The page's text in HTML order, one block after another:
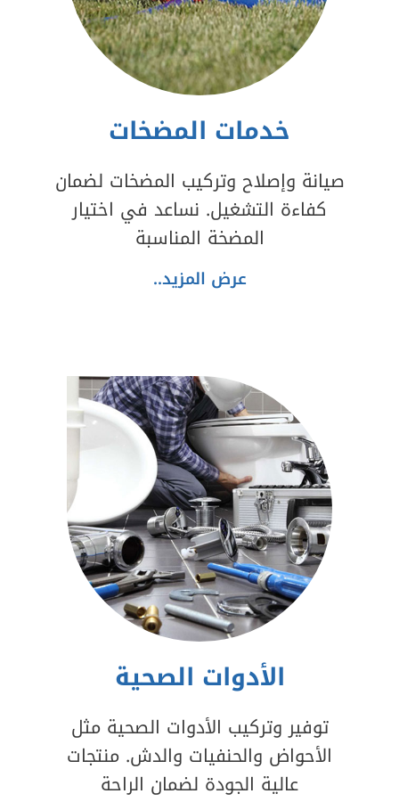
خدمات المضخات
صيانة وإصلاح وتركيب المضخات لضمان
كفاءة التشغيل. نساعد في اختيار
المضخة المناسبة
عرض المزيد..
الأدوات الصحية
توفير وتركيب الأدوات الصحية مثل
الأحواض والحنفيات والدش. منتجات
عالية الجودة لضمان الراحة